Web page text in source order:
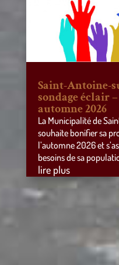
Saint-Antoine-
sondage éclair
automne 2026
La Municipalité de
souhaite bonifier sa
l’automne 2026 et
besoins de sa
lire plus